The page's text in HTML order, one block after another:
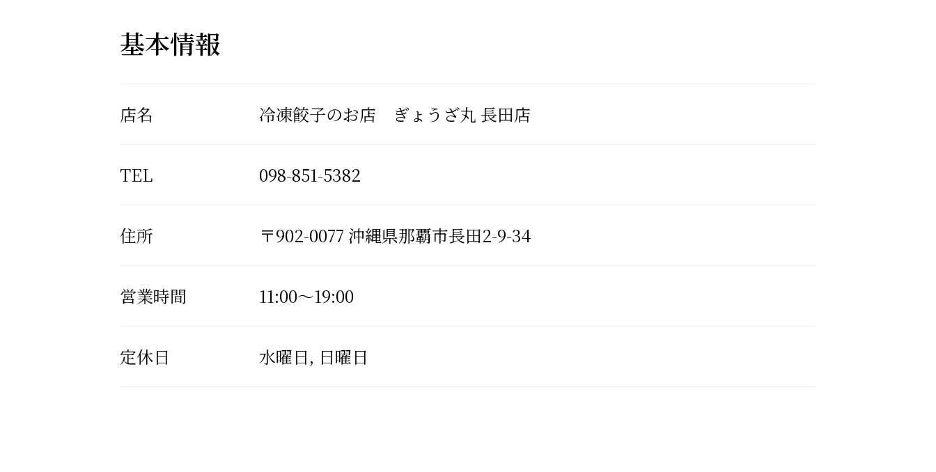
基本情報
店名 冷凍餃子のお店 ぎょうざ丸 長田店
TEL 098-851-5382
住所 〒902-0077 沖縄県那覇市長田2-9-34
営業時間 11:00～19:00
定休日 水曜日, 日曜日